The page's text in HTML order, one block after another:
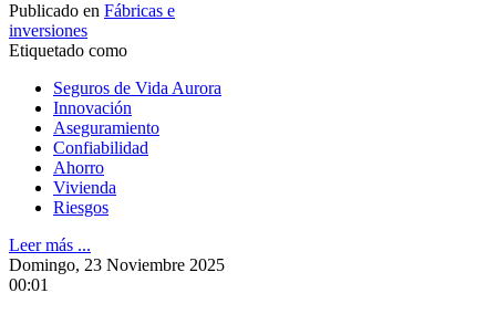
Publicado en Fábricas e
inversiones
Etiquetado como
Seguros de Vida Aurora
Innovación
Aseguramiento
Confiabilidad
Ahorro
Vivienda
Riesgos
Leer más ...
Domingo, 23 Noviembre 2025
00:01